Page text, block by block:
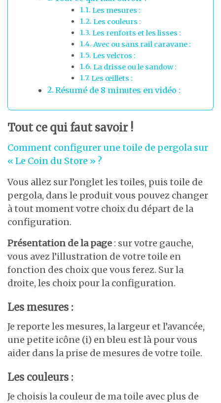
Les mesures :
Les couleurs :
Les renforts et les lisses :
Avec ou sans rail caravane :
Les velcros :
La drisse ou le sandow :
Les œillets :
Résumé de 8 minutes en vidéo :
Tout ce qui faut savoir !
Comment configurer une toile de pergola sur
« Le Coin du Store » ?
Vous allez sur l’onglet les toiles, puis toile de
pergola, dans le produit vous pouvez changer
à tout moment votre choix du départ de la
configuration.
Présentation de la page : sur votre gauche,
vous avez l’illustration de votre toile en
fonction des choix que vous ferez. Sur la
droite, les choix pour la configuration.
Les mesures :
Je reporte les mesures, la largeur et l’avancée,
une petite icône (i) en bleu est là pour vous
aider dans la prise de mesures de votre toile.
Les couleurs :
Je choisis la couleur de ma toile avec plus de